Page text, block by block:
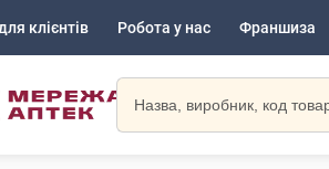
клієнтів Робота у нас Франшиза